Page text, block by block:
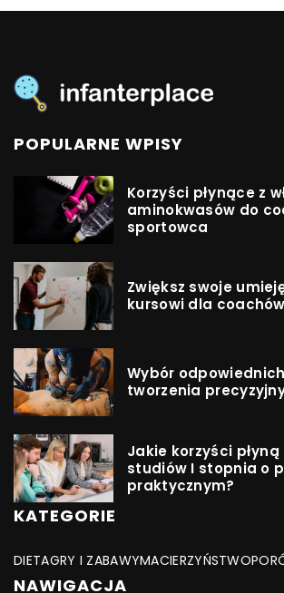
POPULARNE WPISY
Korzyści płynące z
aminokwasów do
sportowca
Zwiększ swoje
kursowi dla
Wybór
tworzenia
Jakie korzyści płyną
studiów I stopnia o
praktycznym?
KATEGORIE
DIETAGRY I ZABAWYMACIERZYŃSTWO
NAWIGACJA